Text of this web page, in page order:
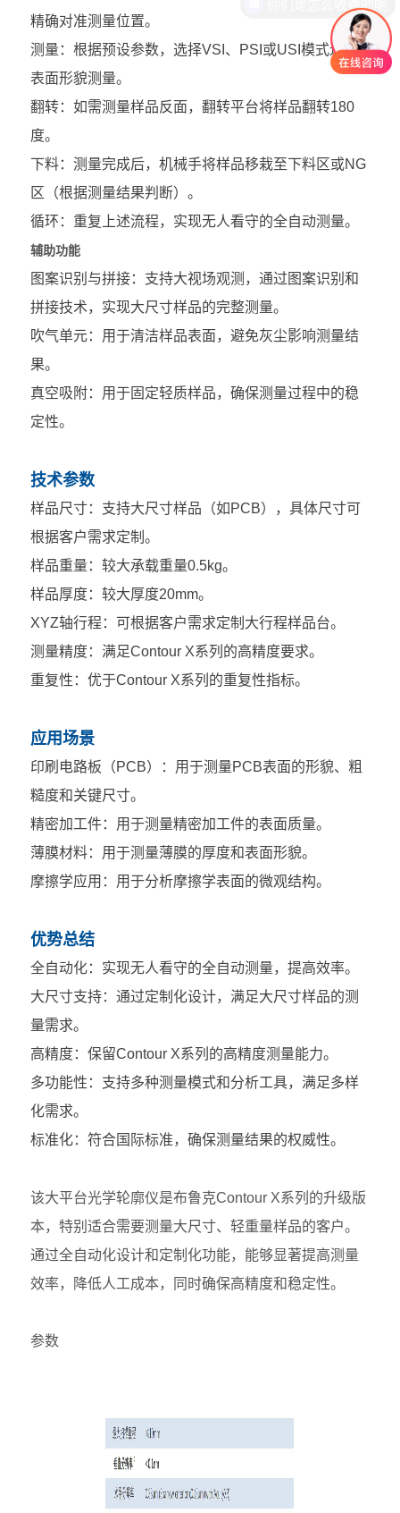
精确对准测量位置。
测量：根据预设参数，选择VSI、PSI或USI模式进行
表面形貌测量。
翻转：如需测量样品反面，翻转平台将样品翻转180
度。
下料：测量完成后，机械手将样品移栽至下料区或NG
区（根据测量结果判断）。
循环：重复上述流程，实现无人看守的全自动测量。
辅助功能
图案识别与拼接：支持大视场观测，通过图案识别和
拼接技术，实现大尺寸样品的完整测量。
吹气单元：用于清洁样品表面，避免灰尘影响测量结
果。
真空吸附：用于固定轻质样品，确保测量过程中的稳
定性。
技术参数
样品尺寸：支持大尺寸样品（如PCB），具体尺寸可
根据客户需求定制。
样品重量：较大承载重量0.5kg。
样品厚度：较大厚度20mm。
XYZ轴行程：可根据客户需求定制大行程样品台。
测量精度：满足Contour X系列的高精度要求。
重复性：优于Contour X系列的重复性指标。
应用场景
印刷电路板（PCB）：用于测量PCB表面的形貌、粗
糙度和关键尺寸。
精密加工件：用于测量精密加工件的表面质量。
薄膜材料：用于测量薄膜的厚度和表面形貌。
摩擦学应用：用于分析摩擦学表面的微观结构。
优势总结
全自动化：实现无人看守的全自动测量，提高效率。
大尺寸支持：通过定制化设计，满足大尺寸样品的测
量需求。
高精度：保留Contour X系列的高精度测量能力。
多功能性：支持多种测量模式和分析工具，满足多样
化需求。
标准化：符合国际标准，确保测量结果的权威性。
该大平台光学轮廓仪是布鲁克Contour X系列的升级版
本，特别适合需要测量大尺寸、轻重量样品的客户。
通过全自动化设计和定制化功能，能够显著提高测量
效率，降低人工成本，同时确保高精度和稳定性。
参数